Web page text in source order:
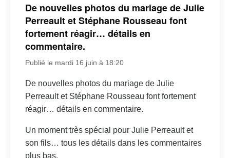
De nouvelles photos du mariage de Julie
Perreault et Stéphane Rousseau font
fortement réagir… détails en
commentaire.
Publié le mardi 16 juin à 18:20
De nouvelles photos du mariage de Julie
Perreault et Stéphane Rousseau font fortement
réagir… détails en commentaire.
Un moment très spécial pour Julie Perreault et
son fils… tous les détails dans les commentaires
plus bas.